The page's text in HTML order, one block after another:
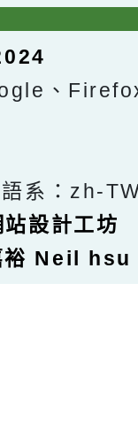
、
系：zh-
設計工坊
裕 Neil hsu